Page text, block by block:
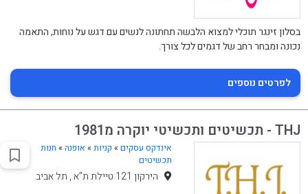
בסלון זינגר תוכלי למצוא הלבשה תחתונה לנשים עם דגש על נוחות, התאמה
נכונה ומבחר רחב של דגמים לכל צורך.
לפרטים נוספים
THJ - תכשיטים ותכשיטי יוקרה מ1981
אינדקס עסקים » קניות» אופנה» חנות
תכשיטים
הירקון 121 טיילת ת”א , תל אביב